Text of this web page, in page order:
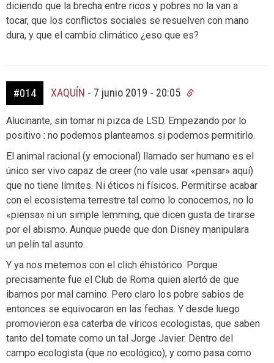
diciendo que la brecha entre ricos y pobres no la van a
tocar, que los conflictos sociales se resuelven con mano
dura, y que el cambio climático ¿eso que es?
#014 XAQUÍN - 7 junio 2019 - 20:05
Alucinante, sin tomar ni pizca de LSD. Empezando por lo
positivo : no podemos plantearnos si podemos permitirlo.
El animal racional (y emocional) llamado ser humano es el
único ser vivo capaz de creer (no vale usar «pensar» aquí)
que no tiene límites. Ni éticos ni físicos. Permitirse acabar
con el ecosistema terrestre tal como lo conocemos, no lo
«piensa» ni un simple lemming, que dicen gusta de tirarse
por el abismo. Aunque puede que don Disney manipulara
un pelín tal asunto.
Y ya nos metemos con el clich éhistórico. Porque
precisamente fue el Club de Roma quien alertó de que
ibamos por mal camino. Pero claro los pobre sabios de
entonces se equivocaron en las fechas. Y desde luego
promovieron esa caterba de víricos ecologistas, que saben
tanto del tomate como un tal Jorge Javier. Dentro del
campo ecologista (que no ecológico), y como pasa como